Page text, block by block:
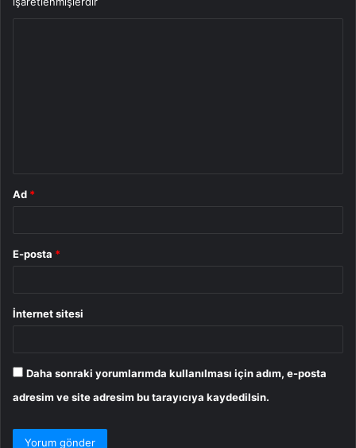
Ad *
E-posta *
İnternet sitesi
Daha sonraki yorumlarımda kullanılması için adım, e-posta
adresim ve site adresim bu tarayıcıya kaydedilsin.